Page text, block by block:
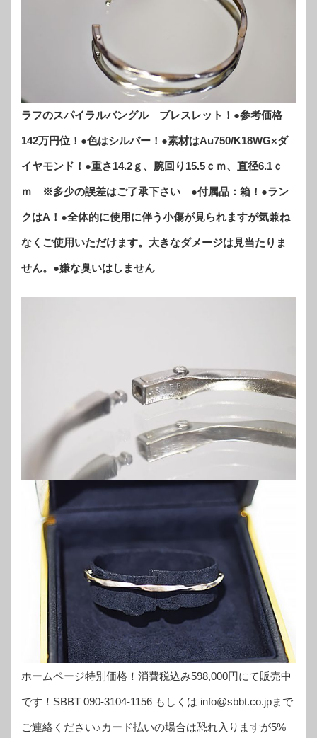
ラフのスパイラルバングル ブレスレット！●参考価格
142万円位！●色はシルバー！●素材はAu750/K18WG×ダ
イヤモンド！●重さ14.2ｇ、腕回り15.5ｃｍ、直径6.1ｃ
ｍ ※多少の誤差はご了承下さい ●付属品：箱！●ラン
クはA！●全体的に使用に伴う小傷が見られますが気兼ね
なくご使用いただけます。大きなダメージは見当たりま
せん。●嫌な臭いはしません
ホームページ特別価格！消費税込み598,000円にて販売中
です！SBBT 090-3104-1156 もしくは info@sbbt.co.jpまで
ご連絡ください♪カード払いの場合は恐れ入りますが5%